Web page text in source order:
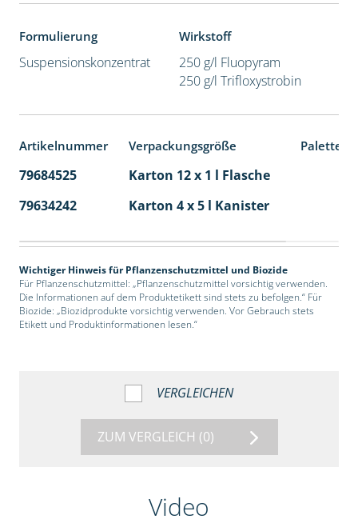
Formulierung
Suspensionskonzentrat
Wirkstoff
250 g/l Fluopyram
250 g/l Trifloxystrobin
Artikelnummer Verpackungsgröße
79684525 Karton 12 x 1 l Flasche
79634242
Karton 4 x 5 l Kanister
Wichtiger Hinweis für Pflanzenschutzmittel und Biozide
Für Pflanzenschutzmittel: „Pflanzenschutzmittel vorsichtig verwenden.
Die Informationen auf dem Produktetikett sind stets zu befolgen.“ Für
Biozide: „Biozidprodukte vorsichtig verwenden. Vor Gebrauch stets
Etikett und Produktinformationen lesen.“
VERGLEICHEN
ZUM VERGLEICH (0)
Video